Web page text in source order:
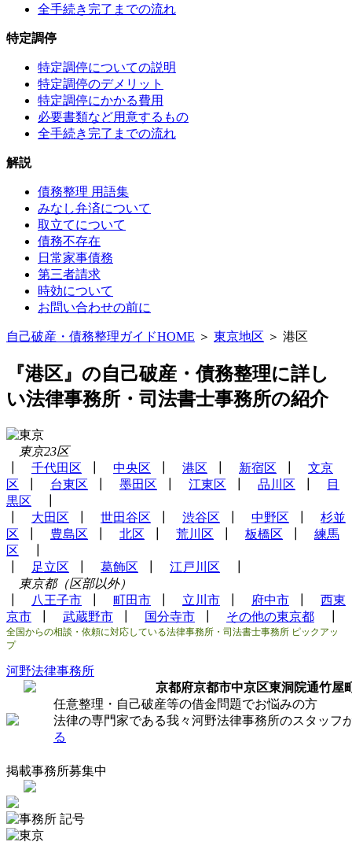
全手続き完了までの流れ
特定調停
特定調停についての説明
特定調停のデメリット
特定調停にかかる費用
必要書類など用意するもの
全手続き完了までの流れ
解説
債務整理 用語集
みなし弁済について
取立てについて
債務不存在
日常家事債務
第三者請求
時効について
お問い合わせの前に
自己破産・債務整理ガイドHOME ＞ 東京地区 ＞ 港区
『港区』の自己破産・債務整理に詳し
い法律事務所・司法書士事務所の紹介
東京23区
千代田区 中央区 港区 新宿区
文京
区
台東区 墨田区 江東区 品川区
目
黒区
大田区 世田谷区 渋谷区 中野区
杉並
区
豊島区 北区 荒川区 板橋区
練馬
区
足立区 葛飾区 江戸川区
東京都（区部以外）
八王子市 町田市 立川市 府中市
西東
京市
武蔵野市 国分寺市 その他の東京都
全国からの相談・依頼に対応している法律事務所・司法書士事務所 ピックアッ
プ
河野法律事務所
京都府京都市中京区東洞院通竹
任意整理・自己破産等の借金問題でお悩みの方
法律の専門家である我々河野法律事務所のスタッ
る
掲載事務所募集中